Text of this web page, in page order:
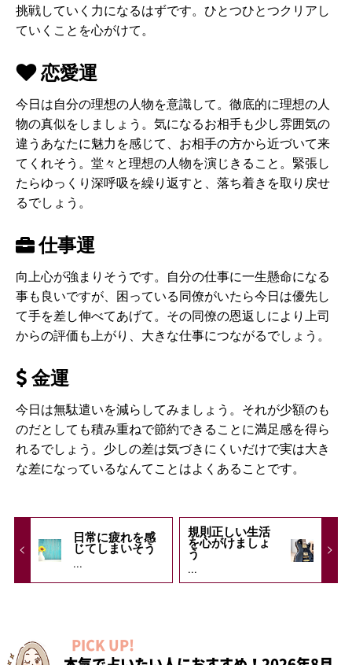
挑戦していく力になるはずです。ひとつひとつクリアし
ていくことを心がけて。
恋愛運
今日は自分の理想の人物を意識して。徹底的に理想の人
物の真似をしましょう。気になるお相手も少し雰囲気の
違うあなたに魅力を感じて、お相手の方から近づいて来
てくれそう。堂々と理想の人物を演じきること。緊張し
たらゆっくり深呼吸を繰り返すと、落ち着きを取り戻せ
るでしょう。
仕事運
向上心が強まりそうです。自分の仕事に一生懸命になる
事も良いですが、困っている同僚がいたら今日は優先し
て手を差し伸べてあげて。その同僚の恩返しにより上司
からの評価も上がり、大きな仕事につながるでしょう。
金運
今日は無駄遣いを減らしてみましょう。それが少額のも
のだとしても積み重ねで節約できることに満足感を得ら
れるでしょう。少しの差は気づきにくいだけで実は大き
な差になっているなんてことはよくあることです。
日常に疲れを感
じてしまいそう
...
規則正しい生活
を心がけましょ
う
...
PICK UP!